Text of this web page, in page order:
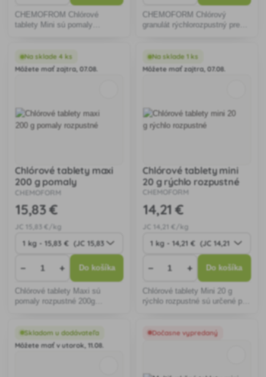
CHEMOFROM Chlórové
tablety Mini sú pomaly
bazénoch.
CHEMOFORM Chlórový
granulát rýchlorozpustný pre
Na sklade 4 ks
Môžete mať zajtra, 07.08.
Chlórové tablety maxi
200 g pomaly
rozpustné
CHEMOFORM
15,83 €
15 ,83 €/kg
− + Do košíka
Chlórové tablety Maxi sú
pomaly rozpustné 200g
Na sklade 1 ks
Môžete mať zajtra, 07.08.
Chlórové tablety mini
20 g rýchlo rozpustné
CHEMOFORM
14,21 €
14 ,21 €/kg
− + Do košíka
Chlórové tablety Mini 20 g
rýchlo rozpustné sú určené pre
Skladom u dodávateľa
Môžete mať v utorok, 11.08.
Dočasne vypredaný